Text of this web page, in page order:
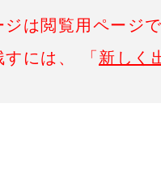
ジは閲覧用ページで
には、 「 新しく